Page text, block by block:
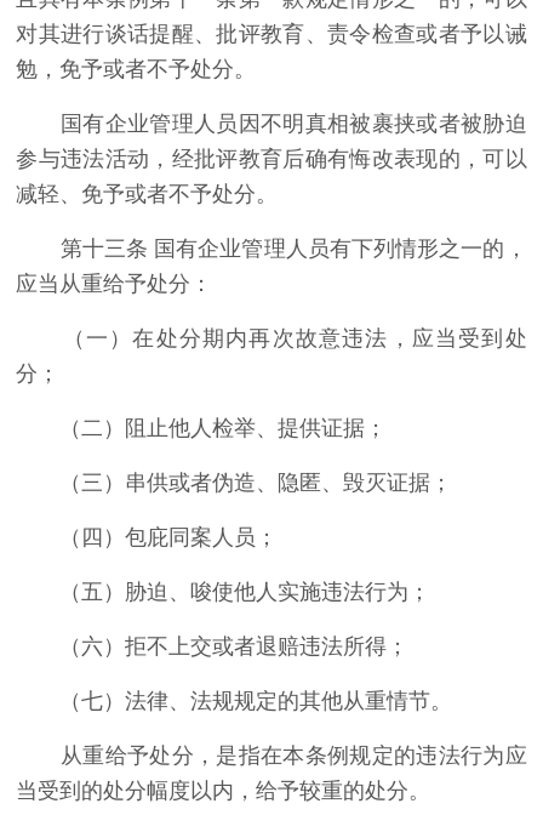
对其进行谈话提醒、批评教育、责令检查或者予以诫
勉，免予或者不予处分。
国有企业管理人员因不明真相被裹挟或者被胁迫
参与违法活动，经批评教育后确有悔改表现的，可以
减轻、免予或者不予处分。
第十三条 国有企业管理人员有下列情形之一的，
应当从重给予处分：
（一）在处分期内再次故意违法，应当受到处
分；
（二）阻止他人检举、提供证据；
（三）串供或者伪造、隐匿、毁灭证据；
（四）包庇同案人员；
（五）胁迫、唆使他人实施违法行为；
（六）拒不上交或者退赔违法所得；
（七）法律、法规规定的其他从重情节。
从重给予处分，是指在本条例规定的违法行为应
当受到的处分幅度以内，给予较重的处分。